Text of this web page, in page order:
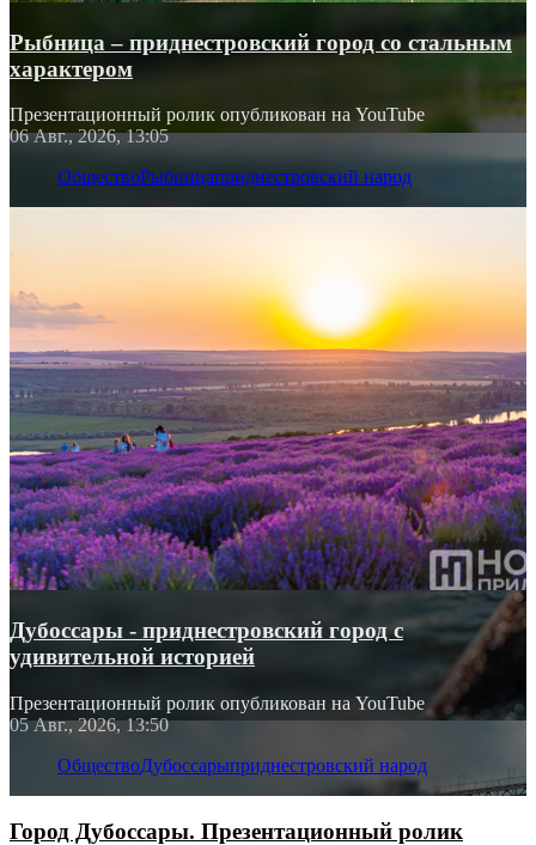
Рыбница – приднестровский город со стальным
характером
Презентационный ролик опубликован на YouTube
06 Авг., 2026, 13:05
ОбществоРыбницаприднестровский народ
Дубоссары - приднестровский город с
удивительной историей
Презентационный ролик опубликован на YouTube
05 Авг., 2026, 13:50
ОбществоДубоссарыприднестровский народ
Город Дубоссары. Презентационный ролик